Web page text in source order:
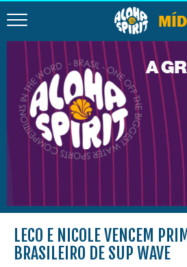
LECO E NICOLE VENCEM
BRASILEIRO DE SUP WAVE